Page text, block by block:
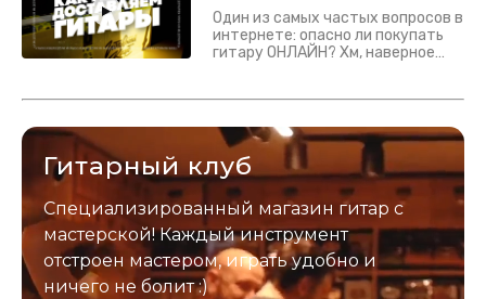
Один из самых частых вопросов в
интернете: опасно ли покупать
гитару ОНЛАЙН? Хм, наверное
застрахован. Случись что -
Гитарный клуб
Специализированный магазин гитар с
мастерской! Каждый инструмент
отстроен мастером, играть удобно и
ничего не болит :)